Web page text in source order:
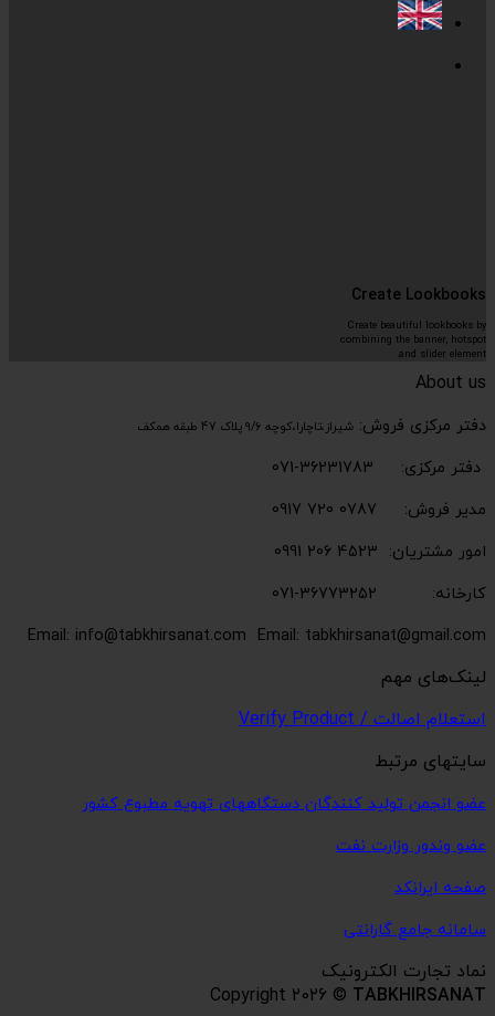
Create Lookbooks
Create beautiful lookbooks by
combining the banner, hotspot
and slider element.
About us
دفتر مرکزی فروش: شیراز،تاچارا،کوچه 9/6 پلاک 47 طبقه همکف
دفتر مرکزی: 36231783-071
مدیر فروش: 0787 720 0917
امور مشتریان: 4523 206 0991
کارخانه: 36773252-071
Email: info@tabkhirsanat.com Email: tabkhirsanat@gmail.com
لینک‌های مهم
استعلام اصالت / Verify Product
سایتهای مرتبط
عضو انجمن تولید کنندگان دستگاههای تهویه مطبوع کشور
عضو وندور وزارت نفت
صفحه ایرانکد
سامانه جامع گارانتی
نماد تجارت الکترونیک
Copyright 2026 © TABKHIRSANAT